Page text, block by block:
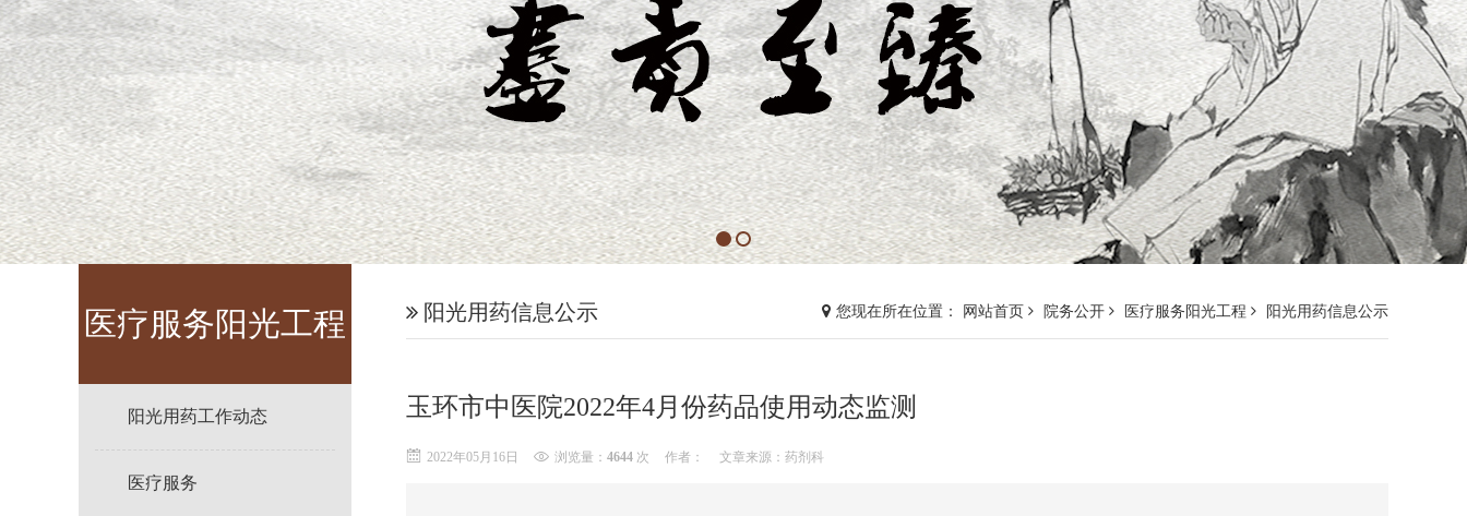
医疗服务阳光工程
阳光用药工作动态
医疗服务
您现在所在位置： 网站首页 院务公开 医疗服务阳光工程 阳光用药信息公示
阳光用药信息公示
玉环市中医院2022年4月份药品使用动态监测
2022年05月16日 浏览量： 4644 次 作者： 文章来源：药剂科